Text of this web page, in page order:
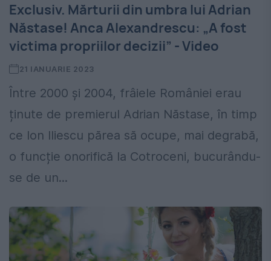
Exclusiv. Mărturii din umbra lui Adrian
Năstase! Anca Alexandrescu: „A fost
victima propriilor decizii” - Video
21 IANUARIE 2023
Între 2000 și 2004, frâiele României erau
ținute de premierul Adrian Năstase, în timp
ce Ion Iliescu părea să ocupe, mai degrabă,
o funcție onorifică la Cotroceni, bucurându-
se de un...